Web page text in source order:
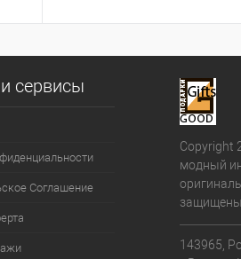
сервисы
Соглашение
Copyright
модный
143965,